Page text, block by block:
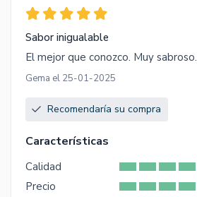
Sabor inigualable
El mejor que conozco. Muy sabroso.
Gema el 25-01-2025
Recomendaría su compra
Características
Calidad
Precio